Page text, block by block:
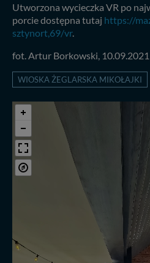
Utworzona wycieczka VR po
porcie dostępna tutaj https://
sztynort,69/vr.
fot. Artur Borkowski, 10.09.2021
WIOSKA ŻEGLARSKA MIKOŁAJKI